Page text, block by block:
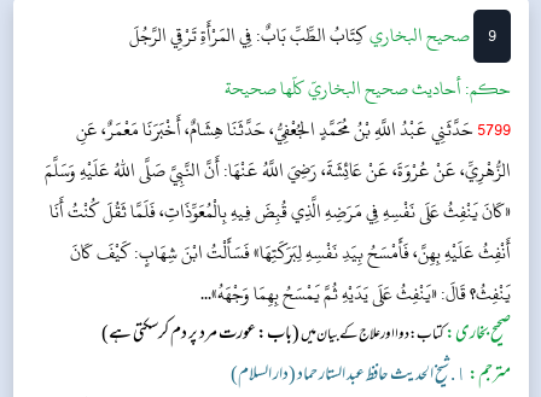
ہے۔ ہم نے ...
9 ‌‌صحيح البخاريكِتَابُ الطِّبِّبَابٌ: فِي المَرْأَةِ تَرْقِي الرَّجُلَ
حکم:أحاديث صحيح البخاريّ كلّها صحيحة
5799حَدَّثَنِي عَبْدُ اللَّهِ بْنُ مُحَمَّدٍ الجُعْفِيُّ، حَدَّثَنَا هِشَامٌ، أَخْبَرَنَا مَعْمَرٌ، عَنِ
الزُّهْرِيِّ، عَنْ عُرْوَةَ، عَنْ عَائِشَةَ، رَضِيَ اللَّهُ عَنْهَا: أَنَّ النَّبِيَّ صَلَّى اللهُ عَلَيْهِ وَسَلَّمَ
«كَانَ يَنْفِثُ عَلَى نَفْسِهِ فِي مَرَضِهِ الَّذِي قُبِضَ فِيهِ بِالْمُعَوِّذَاتِ، فَلَمَّا ثَقُلَ كُنْتُ أَنَا
أَنْفِثُ عَلَيْهِ بِهِنَّ، فَأَمْسَحُ بِيَدِ نَفْسِهِ لِبَرَكَتِهَا» فَسَأَلْتُ ابْنَ شِهَابٍ: كَيْفَ كَانَ
يَنْفِثُ؟ قَالَ: «يَنْفِثُ عَلَى يَدَيْهِ ثُمَّ يَمْسَحُ بِهِمَا وَجْهَهُ»...
صحیح بخاری:کتاب: دوا اور علاج کے بیان میں(باب: عورت مرد پر دم کرسکتی ہے)
مترجم: ١. شیخ الحدیث حافظ عبد الستار حماد (دار السلام)